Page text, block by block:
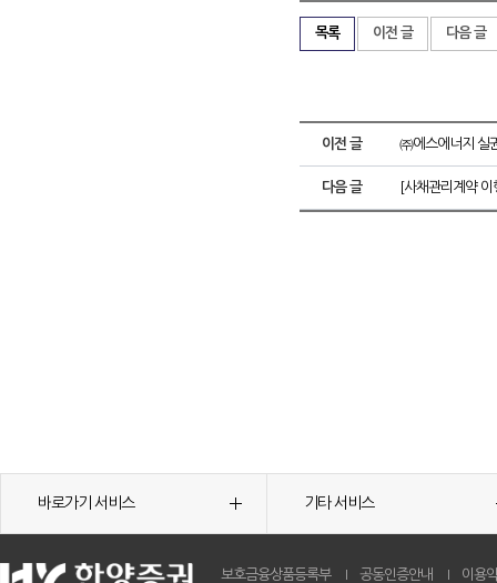
목록 이전 글 다음 글
이전 글 ㈜에스에너지 실
다음 글 [사채관리계약
바로가기 서비스 기타 서비스
보호금융상품등록부 공동인증안내 이용